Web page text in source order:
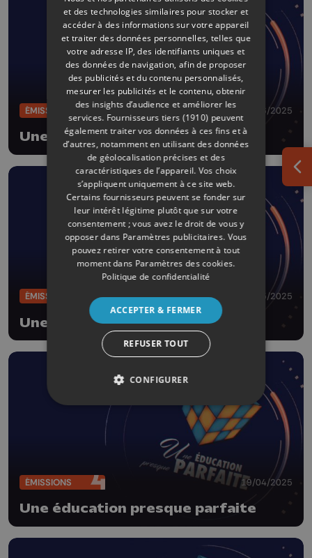
ÉMISSIONS 21/06/2025
Une éducation presque parfaite
ÉMISSIONS 24/05/2025
Une éducation presque parfaite
ÉMISSIONS 19/04/2025
Une éducation presque parfaite
et des technologies similaires pour stocker et
accéder à des informations sur votre appareil
et traiter des données personnelles, telles que
votre adresse IP, des identifiants uniques et
des données de navigation, afin de proposer
des publicités et du contenu personnalisés,
mesurer les publicités et le contenu, obtenir
des insights d’audience et améliorer les
services. Fournisseurs tiers (1910) peuvent
également traiter vos données à ces fins et à
d’autres, notamment en utilisant des données
de géolocalisation précises et des
caractéristiques de l’appareil. Vos choix
s’appliquent uniquement à ce site web.
Certains fournisseurs peuvent se fonder sur
leur intérêt légitime plutôt que sur votre
consentement ; vous avez le droit de vous y
opposer dans Paramètres publicitaires. Vous
pouvez retirer votre consentement à tout
moment dans Paramètres des cookies.
Politique de confidentialité
ACCEPTER & FERMER
REFUSER TOUT
CONFIGURER